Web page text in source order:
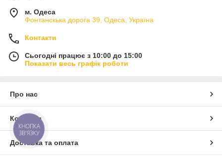
м. Одеса
Фонтанскька дорога 39, Одеса, Україна
Контакти
Сьогодні працює з 10:00 до 15:00
Показати весь графік роботи
Про нас
Контакти
Доставка та оплата
КНОПКА
ЗВ'ЯЗКУ